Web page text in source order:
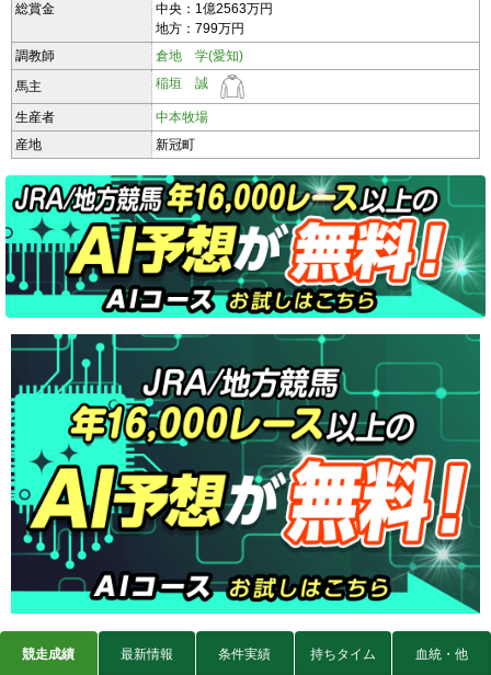
総賞金
中央：1億2563万円
地方：799万円
調教師
倉地 学(愛知)
馬主
稲垣 誠
生産者
中本牧場
産地
新冠町
競走成績 最新情報 条件実績 持ちタイム 血統・他